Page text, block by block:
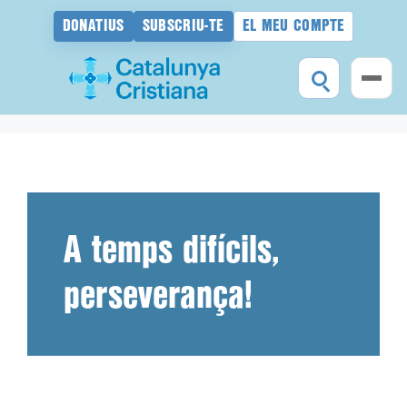
DONATIUS SUBSCRIU-TE EL MEU COMPTE
A temps difícils,
perseverança!